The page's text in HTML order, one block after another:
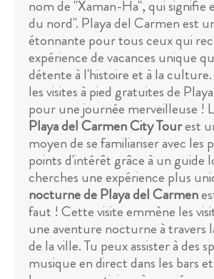
nom de "Xaman-Ha", qui signifie
du nord". Playa del Carmen est
étonnante pour tous ceux qui
expérience de vacances unique
détente à l'histoire et à la
les visites à pied gratuites de
pour une journée merveilleuse !
Playa del Carmen City Tourest
moyen de se familiariser avec les
points d'intérêt grâce à un guide
cherches une expérience plus
nocturne de Playa del Carmen
faut ! Cette visite emmène les
une aventure nocturne à travers
de la ville. Tu peux assister à des
musique en direct dans les bars